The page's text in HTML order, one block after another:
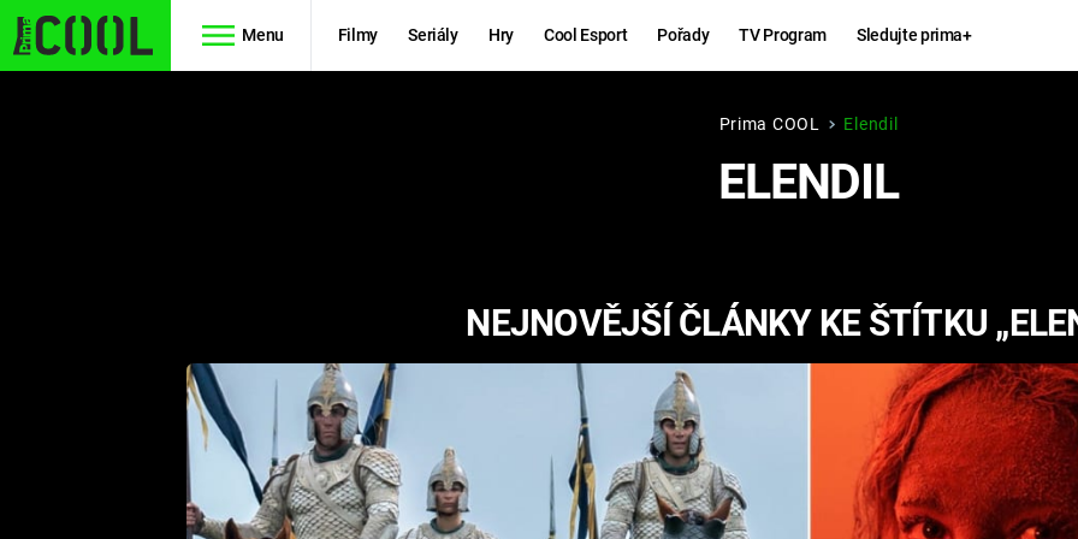
Menu Filmy Seriály Hry Cool Esport Pořady TV Program Sledujte prima+
FUTURAMA
RYCHLE A
ZBĚSILE 10
PREDÁTOR
KINGDOM
COME:
DELIVERANCE
ESPORT
CHUCK
NORRIS
Prima COOL Elendil
ELENDIL
NEJNOVĚJŠÍ ČLÁNKY KE ŠTÍTKU